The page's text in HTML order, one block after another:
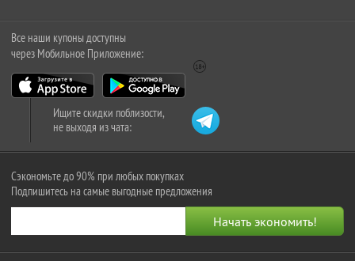
Все наши купоны доступны
через Мобильное Приложение:
Ищите скидки поблизости,
не выходя из чата:
Сэкономьте до 90% при любых покупках
Подпишитесь на самые выгодные предложения